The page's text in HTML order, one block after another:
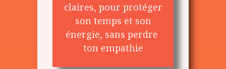
claires, pour protéger
son temps et son
énergie, sans perdre
ton empathie